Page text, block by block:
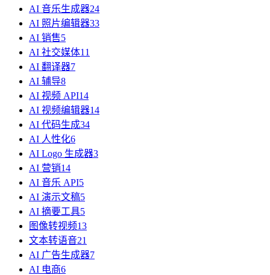
AI 音乐生成器24
AI 照片编辑器33
AI 销售5
AI 社交媒体11
AI 翻译器7
AI 辅导8
AI 视频 API14
AI 视频编辑器14
AI 代码生成34
AI 人性化6
AI Logo 生成器3
AI 营销14
AI 音乐 API5
AI 演示文稿5
AI 摘要工具5
图像转视频13
文本转语音21
AI 广告生成器7
AI 电商6